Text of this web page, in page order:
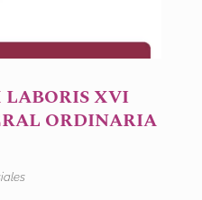
XVI
ORDINARIA